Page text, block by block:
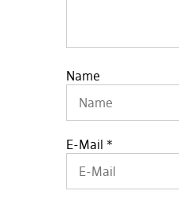
Name
E-Mail *